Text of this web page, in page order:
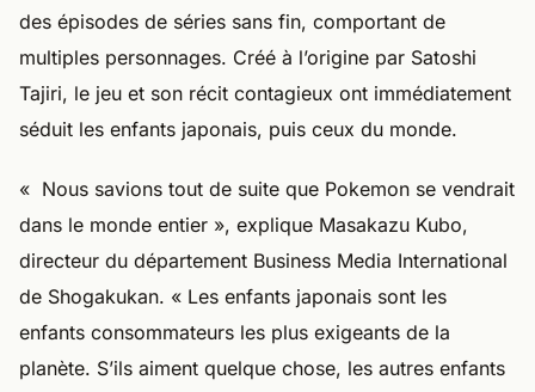
des épisodes de séries sans fin, comportant de
multiples personnages. Créé à l’origine par Satoshi
Tajiri, le jeu et son récit contagieux ont immédiatement
séduit les enfants japonais, puis ceux du monde.
« Nous savions tout de suite que Pokemon se vendrait
dans le monde entier », explique Masakazu Kubo,
directeur du département Business Media International
de Shogakukan. « Les enfants japonais sont les
enfants consommateurs les plus exigeants de la
planète. S’ils aiment quelque chose, les autres enfants